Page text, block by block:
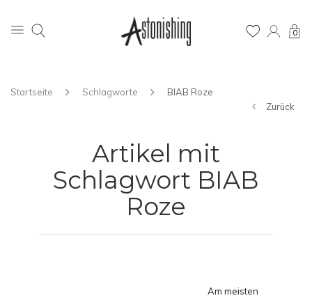
0
Startseite Schlagworte
BIAB Roze
Zurück
Artikel mit
Schlagwort BIAB
Roze
Am meisten